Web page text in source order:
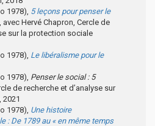
1978), 5 leçons pour penser le
, avec Hervé Chapron, Cercle de
sur la protection sociale
1978), Le libéralisme pour le
1978), Penser le social : 5
de recherche et d’analyse sur
1978), Une histoire
: De 1789 au « en même temps